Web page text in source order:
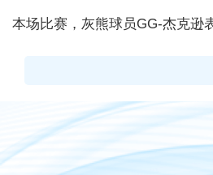
本场比赛，灰熊球员GG-杰克逊